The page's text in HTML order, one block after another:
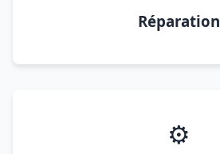
Réparation
⚙️